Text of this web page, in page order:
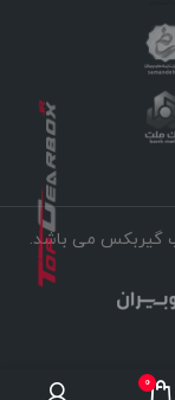
گیربکس می باشد.
0